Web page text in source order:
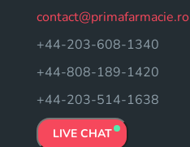
contact@primafarmacie.ro
+44-203-608-1340
+44-808-189-1420
+44-203-514-1638
LIVE CHAT